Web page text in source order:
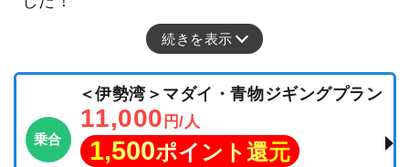
続きを表示
乗合
＜伊勢湾＞マダイ・青物ジギングプラン
11,000 円/人
1,500ポイント還元